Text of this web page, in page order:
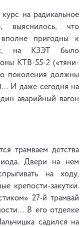
на радикальное
выяснилось, что
вполне пригодны к
на КЗЭТ было
КТВ-55-2 («тяни-
поколения должны
И даже сегодня на
аварийный вагон
трамваем детства
Двери на нем
на ходу,
крепости-закутки.
27-й трамвай
В его отделке
садился на